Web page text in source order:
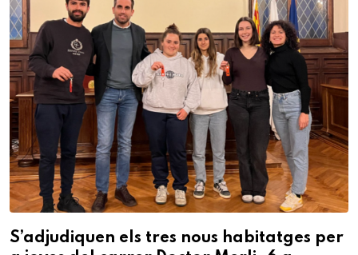
S’adjudiquen els tres nous habitatges per